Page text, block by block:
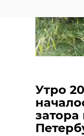
Утро
Фото:
https://